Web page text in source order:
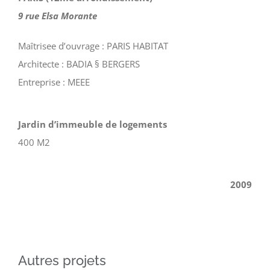
9 rue Elsa Morante
Maîtrisee d’ouvrage : PARIS HABITAT
Architecte : BADIA § BERGERS
Entreprise : MEEE
Jardin d’immeuble de logements
400 M2
2009
Autres projets